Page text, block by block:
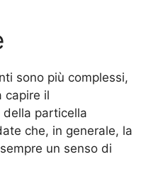
sono più complessi,
capire il
particella
che, in generale, la
un senso di